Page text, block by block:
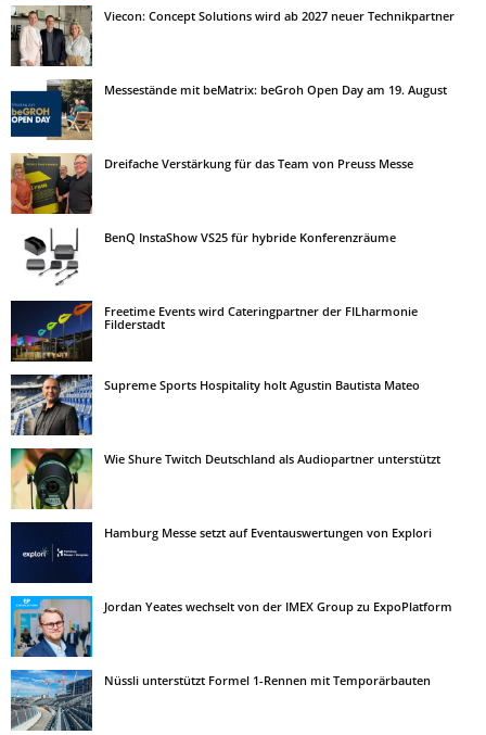
Viecon: Concept Solutions wird ab 2027 neuer Technikpartner
Messestände mit beMatrix: beGroh Open Day am 19. August
Dreifache Verstärkung für das Team von Preuss Messe
BenQ InstaShow VS25 für hybride Konferenzräume
Freetime Events wird Cateringpartner der FILharmonie
Filderstadt
Supreme Sports Hospitality holt Agustin Bautista Mateo
Wie Shure Twitch Deutschland als Audiopartner unterstützt
Hamburg Messe setzt auf Eventauswertungen von Explori
Jordan Yeates wechselt von der IMEX Group zu ExpoPlatform
Nüssli unterstützt Formel 1-Rennen mit Temporärbauten